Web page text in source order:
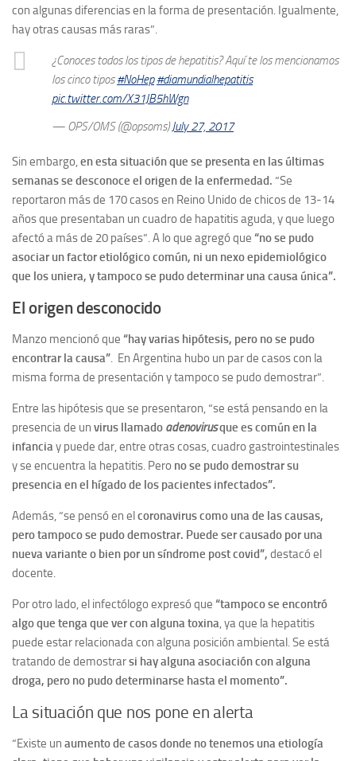
con algunas diferencias en la forma de presentación. Igualmente,
hay otras causas más raras”.
¿Conoces todos los tipos de hepatitis? Aquí te los mencionamos
los cinco tipos#NoHep #diamundialhepatitis
pic.twitter.com/X31JB5hWgn
— OPS/OMS (@opsoms)July 27, 2017
Sin embargo,en esta situación que se presenta en las últimas
semanas se desconoce el origen de la enfermedad. “Se
reportaron más de 170 casos en Reino Unido de chicos de 13-14
años que presentaban un cuadro de hapatitis aguda, y que luego
afectó a más de 20 países”. A lo que agregó que “no se pudo
asociar un factor etiológico común, ni un nexo epidemiológico
que los uniera, y tampoco se pudo determinar una causa única”.
El origen desconocido
Manzo mencionó que “hay varias hipótesis, pero no se pudo
encontrar la causa”. En Argentina hubo un par de casos con la
misma forma de presentación y tampoco se pudo demostrar”.
Entre las hipótesis que se presentaron, “se está pensando en la
presencia de un virus llamado adenovirusque es común en la
infanciay puede dar, entre otras cosas, cuadro gastrointestinales
y se encuentra la hepatitis. Pero no se pudo demostrar su
presencia en el hígado de los pacientes infectados”.
Además, “se pensó en elcoronavirus como una de las causas,
pero tampoco se pudo demostrar. Puede ser causado por una
nueva variante o bien por un síndrome post covid”, destacó el
docente.
Por otro lado, el infectólogo expresó que “tampoco se encontró
algo que tenga que ver con alguna toxina, ya que la hepatitis
puede estar relacionada con alguna posición ambiental. Se está
tratando de demostrarsi hay alguna asociación con alguna
droga, pero no pudo determinarse hasta el momento”.
La situación que nos pone en alerta
“Existe un aumento de casos donde no tenemos una etiología